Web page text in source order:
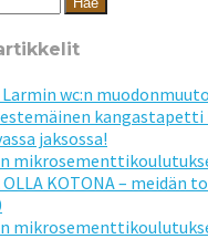
wc:n
kangastapetti
jaksossa!
OLLA KOTONA – meidän